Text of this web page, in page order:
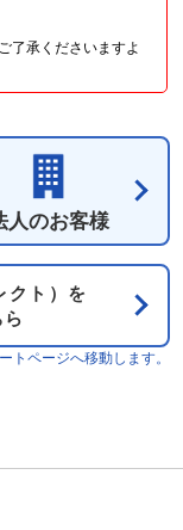
了承くださいますよ
人のお客様
クト）を
ページへ移動します。